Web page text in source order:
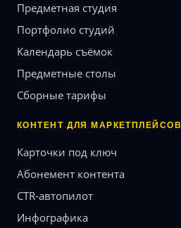
Предметная студия
Портфолио студий
Календарь съёмок
Предметные столы
Сборные тарифы
КОНТЕНТ ДЛЯ МАРКЕТПЛЕЙСОВ
Карточки под ключ
Абонемент контента
CTR-автопилот
Инфографика